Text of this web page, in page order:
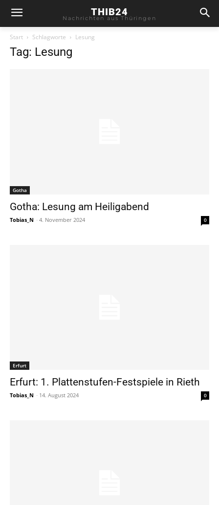
THIB24
Nachrichten aus Thüringen
Start Schlagworte Lesung
Tag: Lesung
Gotha
Gotha: Lesung am Heiligabend
Tobias_N - 4. November 2024 0
Erfurt
Erfurt: 1. Plattenstufen-Festspiele in Rieth
Tobias_N - 14. August 2024 0